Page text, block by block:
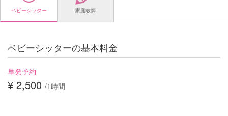
ベビーシッター 家庭教師
ベビーシッターの基本料金
単発予約
¥ 2,500 /1時間